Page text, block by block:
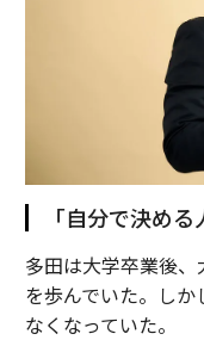
「自分で決め
多田は大学卒業後
を歩んでいた。し
なくなっていた。